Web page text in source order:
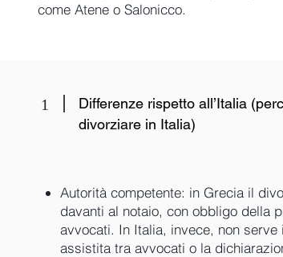
come Atene o Salonicco.
1
Differenze rispetto all’Italia
divorziare in Italia)
Autorità competente: in Grecia il
davanti al notaio, con obbligo della
avvocati. In Italia, invece, non serve
assistita tra avvocati o la